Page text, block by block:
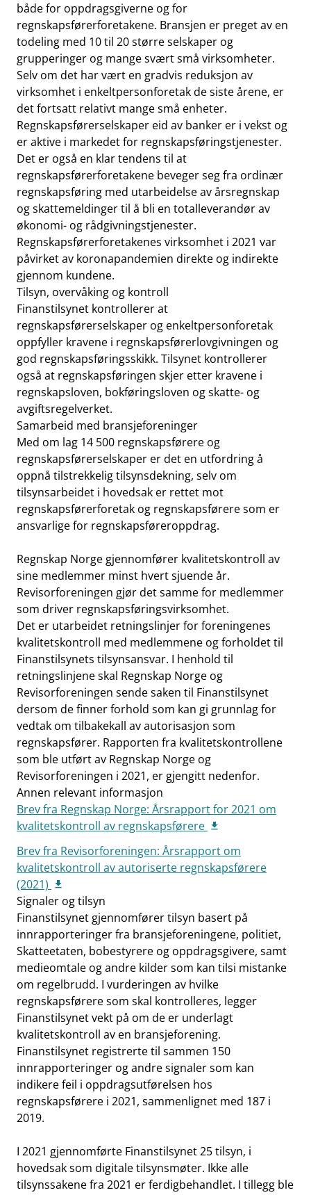
både for oppdragsgiverne og for
regnskapsførerforetakene. Bransjen er preget av en
todeling med 10 til 20 større selskaper og
grupperinger og mange svært små virksomheter.
Selv om det har vært en gradvis reduksjon av
virksomhet i enkeltpersonforetak de siste årene, er
det fortsatt relativt mange små enheter.
Regnskapsførerselskaper eid av banker er i vekst og
er aktive i markedet for regnskapsføringstjenester.
Det er også en klar tendens til at
regnskapsførerforetakene beveger seg fra ordinær
regnskapsføring med utarbeidelse av årsregnskap
og skattemeldinger til å bli en totalleverandør av
økonomi- og rådgivningstjenester.
Regnskapsførerforetakenes virksomhet i 2021 var
påvirket av koronapandemien direkte og indirekte
gjennom kundene.
Tilsyn, overvåking og kontroll
Finanstilsynet kontrollerer at
regnskapsførerselskaper og enkeltpersonforetak
oppfyller kravene i regnskapsførerlovgivningen og
god regnskapsføringsskikk. Tilsynet kontrollerer
også at regnskapsføringen skjer etter kravene i
regnskapsloven, bokføringsloven og skatte- og
avgiftsregelverket.
Samarbeid med bransjeforeninger
Med om lag 14 500 regnskapsførere og
regnskapsførerselskaper er det en utfordring å
oppnå tilstrekkelig tilsynsdekning, selv om
tilsynsarbeidet i hovedsak er rettet mot
regnskapsførerforetak og regnskapsførere som er
ansvarlige for regnskapsføreroppdrag.
Regnskap Norge gjennomfører kvalitetskontroll av
sine medlemmer minst hvert sjuende år.
Revisorforeningen gjør det samme for medlemmer
som driver regnskapsføringsvirksomhet.
Det er utarbeidet retningslinjer for foreningenes
kvalitetskontroll med medlemmene og forholdet til
Finanstilsynets tilsynsansvar. I henhold til
retningslinjene skal Regnskap Norge og
Revisorforeningen sende saken til Finanstilsynet
dersom de finner forhold som kan gi grunnlag for
vedtak om tilbakekall av autorisasjon som
regnskapsfører. Rapporten fra kvalitetskontrollene
som ble utført av Regnskap Norge og
Revisorforeningen i 2021, er gjengitt nedenfor.
Annen relevant informasjon
Brev fra Regnskap Norge: Årsrapport for 2021 om
kvalitetskontroll av regnskapsførere
Brev fra Revisorforeningen: Årsrapport om
kvalitetskontroll av autoriserte regnskapsførere
(2021)
Signaler og tilsyn
Finanstilsynet gjennomfører tilsyn basert på
innrapporteringer fra bransjeforeningene, politiet,
Skatteetaten, bobestyrere og oppdragsgivere, samt
medieomtale og andre kilder som kan tilsi mistanke
om regelbrudd. I vurderingen av hvilke
regnskapsførere som skal kontrolleres, legger
Finanstilsynet vekt på om de er underlagt
kvalitetskontroll av en bransjeforening.
Finanstilsynet registrerte til sammen 150
innrapporteringer og andre signaler som kan
indikere feil i oppdragsutførelsen hos
regnskapsførere i 2021, sammenlignet med 187 i
2019.
I 2021 gjennomførte Finanstilsynet 25 tilsyn, i
hovedsak som digitale tilsynsmøter. Ikke alle
tilsynssakene fra 2021 er ferdigbehandlet. I tillegg ble